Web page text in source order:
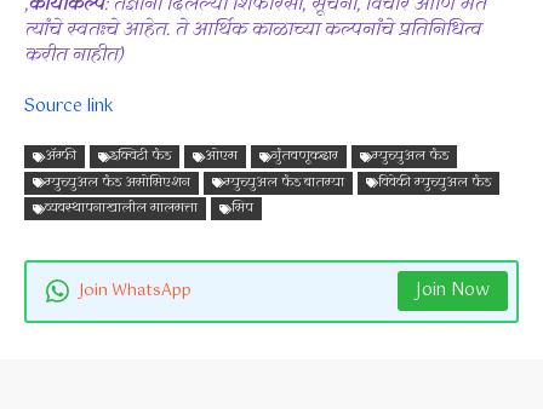
त्यांचे स्वतःचे आहेत. ते आर्थिक काळाच्या कल्पनांचे प्रतिनिधित्व
करीत नाहीत)
Source link
अ‍ॅम्फी इक्विटी फंड ओएम गुंतवणूकदार
म्युच्युअल फंड
म्युच्युअल फंड असोसिएशन
म्युच्युअल फंड बातम्या
विवेकी म्युच्युअल फंड
व्यवस्थापनाखालील मालमत्ता
सिप
Join WhatsApp Join Now